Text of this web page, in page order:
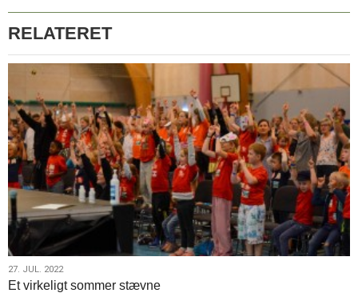
Ledig
lejlighed
frivillig
medarbejder
RELATERET
27.
jul.
27. JUL. 2022
Et virkeligt sommer stævne